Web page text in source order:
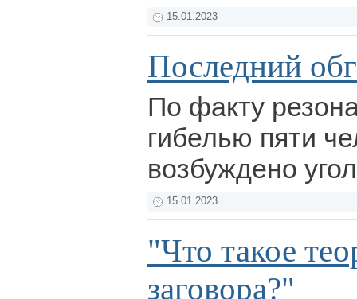
15.01.2023
Последний
По факту
гибелью пяти
возбуждено
15.01.2023
"Что такое
заговора?"